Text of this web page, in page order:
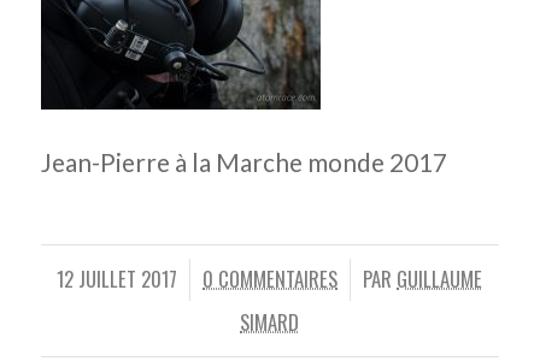
Jean-Pierre à la Marche monde 2017
12 JUILLET 2017
/ 0 COMMENTAIRES
/ PAR GUILLAUME
SIMARD